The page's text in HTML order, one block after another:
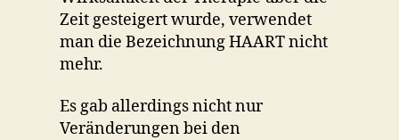
Zeit gesteigert wurde, verwendet
man die Bezeichnung HAART nicht
mehr.
Es gab allerdings nicht nur
Veränderungen bei den